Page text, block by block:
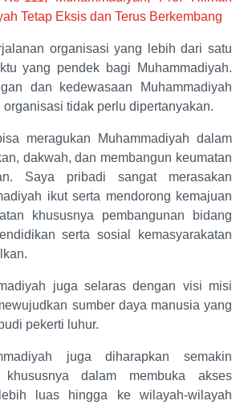
Tetap Eksis dan Terus Berkembang
organisasi yang lebih dari satu
yang pendek bagi Muhammadiyah.
dan kedewasaan Muhammadiyah
tidak perlu dipertanyakan.
meragukan Muhammadiyah dalam
dakwah, dan membangun keumatan
Saya pribadi sangat merasakan
ikut serta mendorong kemajuan
khususnya pembangunan bidang
serta sosial kemasyarakatan
juga selaras dengan visi misi
sumber daya manusia yang
pekerti luhur.
juga diharapkan semakin
khususnya dalam membuka akses
luas hingga ke wilayah-wilayah